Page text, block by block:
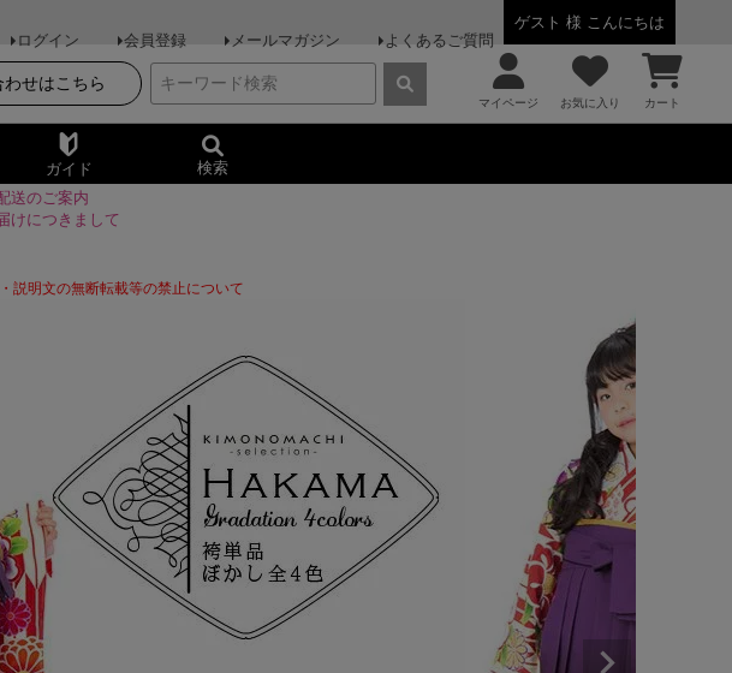
ゲスト 様 こんにちは
ログイン
会員登録 メールマガジン よくあるご質問
わせはこちら
マイページ お気に入り カート
ガイド 検索
送のご案内
けにつきまして
説明文の無断転載等の禁止について